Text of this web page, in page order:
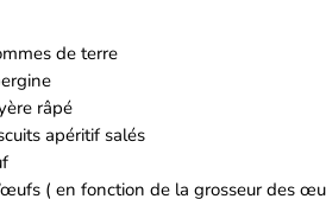
de terre
râpé
apéritif salés
( en fonction de la grosseur des